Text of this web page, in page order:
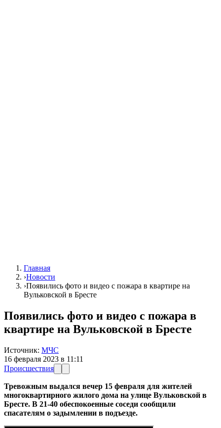
Главная
›Новости
›Появились фото и видео с пожара в квартире на
Вульковской в Бресте
Появились фото и видео с пожара в
квартире на Вульковской в Бресте
Источник: МЧС
16 февраля 2023 в 11:11
Происшествия
Тревожным выдался вечер 15 февраля для жителей
многоквартирного жилого дома на улице Вульковской в
Бресте. В 21-40 обеспокоенные соседи сообщили
спасателям о задымлении в подъезде.